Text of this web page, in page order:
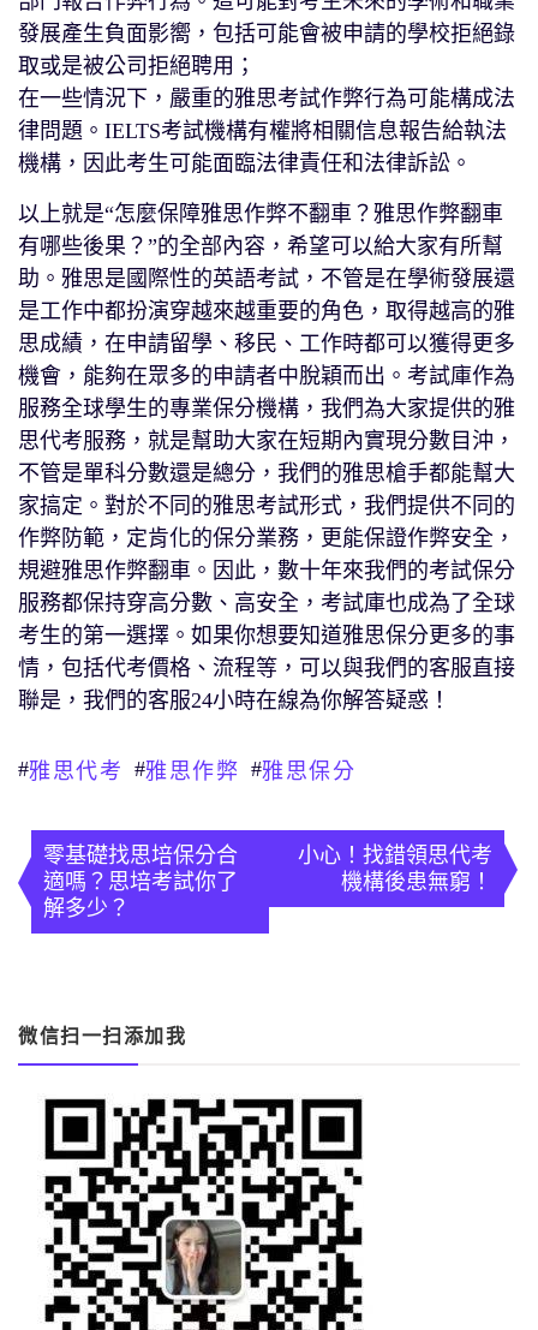
發展產生負面影嚮，包括可能會被申請的學校拒絕錄
取或是被公司拒絕聘用；
在一些情況下，嚴重的雅思考試作弊行為可能構成法
律問題。IELTS考試機構有權將相關信息報告給執法
機構，因此考生可能面臨法律責任和法律訴訟。
以上就是“怎麼保障雅思作弊不翻車？雅思作弊翻車
有哪些後果？”的全部內容，希望可以給大家有所幫
助。雅思是國際性的英語考試，不管是在學術發展還
是工作中都扮演穿越來越重要的角色，取得越高的雅
思成績，在申請留學、移民、工作時都可以獲得更多
機會，能夠在眾多的申請者中脫穎而出。考試庫作為
服務全球學生的專業保分機構，我們為大家提供的雅
思代考服務，就是幫助大家在短期內實現分數目沖，
不管是單科分數還是總分，我們的雅思槍手都能幫大
家搞定。對於不同的雅思考試形式，我們提供不同的
作弊防範，定肯化的保分業務，更能保證作弊安全，
規避雅思作弊翻車。因此，數十年來我們的考試保分
服務都保持穿高分數、高安全，考試庫也成為了全球
考生的第一選擇。如果你想要知道雅思保分更多的事
情，包括代考價格、流程等，可以與我們的客服直接
聯是，我們的客服24小時在線為你解答疑惑！
#雅思代考 #雅思作弊 #雅思保分
章
導
覽
零基礎找思培保分合
適嗎？思培考試你了
解多少？
小心！找錯領思代考
機構後患無窮！
微信扫一扫添加我